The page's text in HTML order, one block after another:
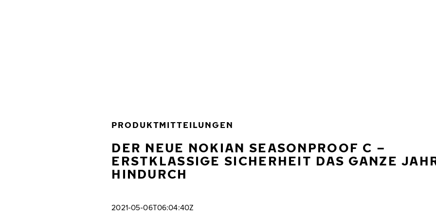
PRODUKTMITTEILUNGEN
DER NEUE NOKIAN SEASONPROOF C –
ERSTKLASSIGE SICHERHEIT DAS GANZE
HINDURCH
2021-05-06T06:04:40Z